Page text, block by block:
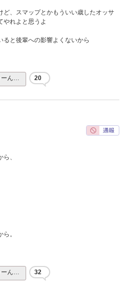
ど、スマップとかもういい歳したオッサ
やれよと思うよ
ると後輩への影響よくないから
ーん… 20
、
。
ーん… 32